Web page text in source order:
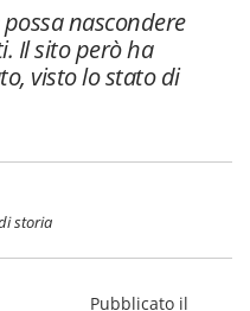
nascondere
Il sito però ha
visto lo stato di
storia
Pubblicato il